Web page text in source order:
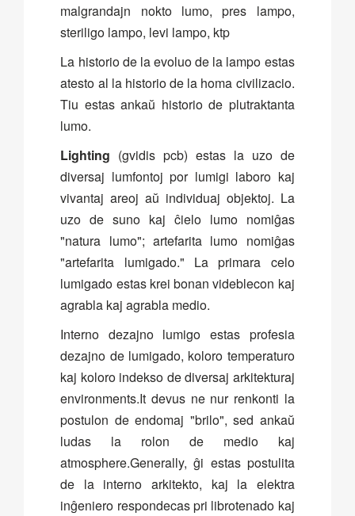
malgrandajn nokto lumo, pres lampo,
steriligo lampo, levi lampo, ktp
La historio de la evoluo de la lampo estas
atesto al la historio de la homa civilizacio.
Tiu estas ankaŭ historio de plutraktanta
lumo.
Lighting (gvidis pcb) estas la uzo de
diversaj lumfontoj por lumigi laboro kaj
vivantaj areoj aŭ individuaj objektoj. La
uzo de suno kaj ĉielo lumo nomiĝas
"natura lumo"; artefarita lumo nomiĝas
"artefarita lumigado." La primara celo
lumigado estas krei bonan videblecon kaj
agrabla kaj agrabla medio.
Interno dezajno lumigo estas profesia
dezajno de lumigado, koloro temperaturo
kaj koloro indekso de diversaj arkitekturaj
environments.It devus ne nur renkonti la
postulon de endomaj "brilo", sed ankaŭ
ludas la rolon de medio kaj
atmosphere.Generally, ĝi estas postulita
de la interno arkitekto, kaj la elektra
inĝeniero respondecas pri librotenado kaj